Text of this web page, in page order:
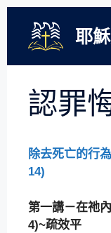
要
耶
認罪
除去死亡的行
14)
第一講－在祂
4)~疏效平